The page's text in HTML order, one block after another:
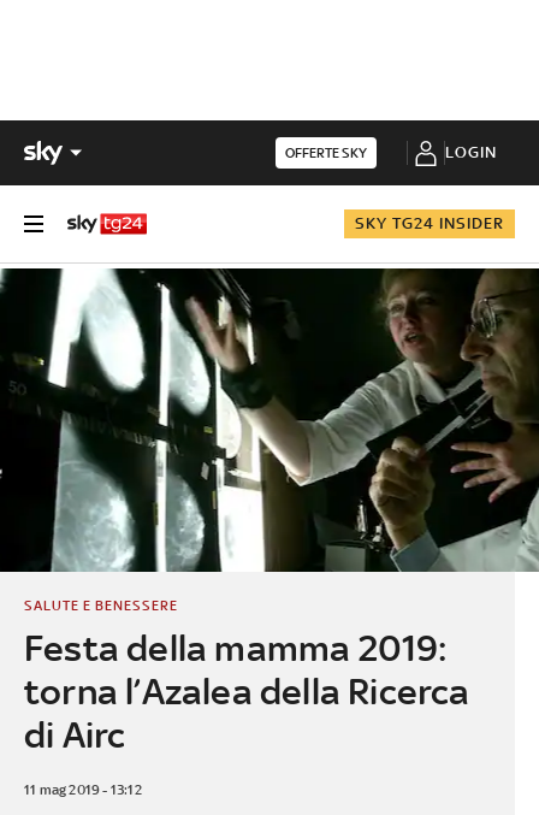
OFFERTE SKY LOGIN
SKY TG24 INSIDER
Festa della mamma 2019:
torna l’Azalea della Ricerca
di Airc
SALUTE E BENESSERE
11 mag 2019 - 13:12